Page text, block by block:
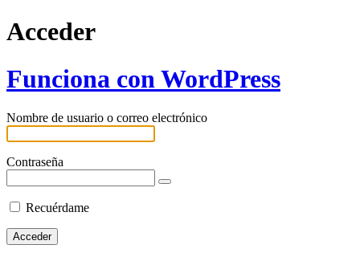
Acceder
Funciona con WordPress
Nombre de usuario o correo electrónico
Contraseña
Recuérdame